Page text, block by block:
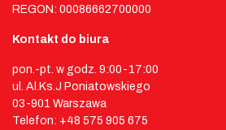
REGON: 00086662700000
Kontakt do biura
pon.-pt. w godz. 9:00-17:00
ul. Al.Ks.J Poniatowskiego
03-901 Warszawa
Telefon: +48 575 905 675